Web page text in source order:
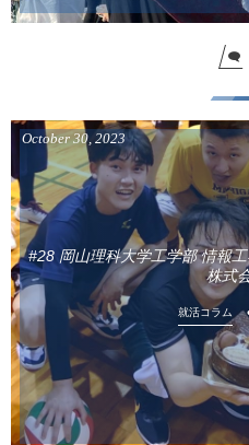
#28 岡山理科大学工学部 情報
株式
October 30 2023
就活コラム